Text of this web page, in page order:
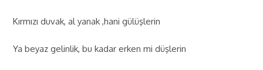
Kırmızı duvak, al yanak ,hani gülüşlerin
Ya beyaz gelinlik, bu kadar erken mi düşlerin